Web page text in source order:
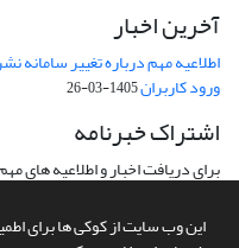
این وب سایت از کوکی ها برای
آخرین اخبار
اطلاعیه مهم درباره تغییر سامانه
ورود کاربران1405-03-26
اشتراک خبرنامه
برای دریافت اخبار و اطلاعیه